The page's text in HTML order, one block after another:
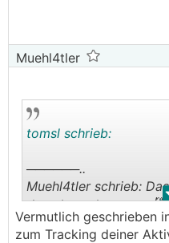
Muehl4tler
.
tomsl schrieb:
──────..
Muehl4tler schrieb:
damals auch gesagt🤣
───────────────
Vermutlich geschrieben
zum Tracking deiner